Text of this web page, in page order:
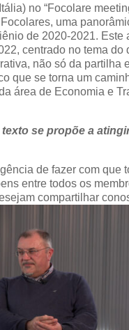
no “Focolare
uma
de 2020-2021.
centrado no tema
não só da partilha
que se torna um
área de Economia e
se propõe a
de fazer com que
entre todos os
compartilhar